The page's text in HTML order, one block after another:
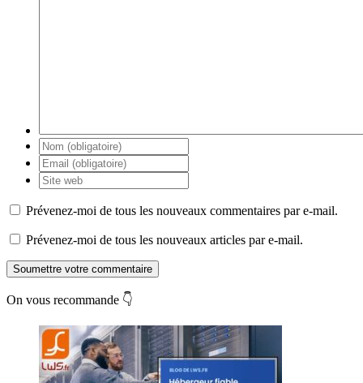
Prévenez-moi de tous les nouveaux commentaires par e-mail.
Prévenez-moi de tous les nouveaux articles par e-mail.
Soumettre votre commentaire
On vous recommande 👇